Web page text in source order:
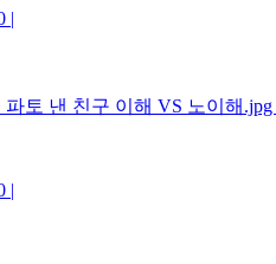
|
토 낸 친구 이해 VS 노이해.jpg
|